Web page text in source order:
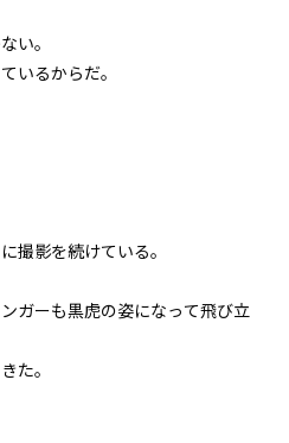
い。
いるからだ。
撮影を続けている。
ガーも黒虎の姿になって飛び立
た。